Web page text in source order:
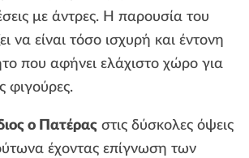
με άντρες. Η παρουσία του
να είναι τόσο ισχυρή και έντονη
που αφήνει ελάχιστο χώρο για
φιγούρες.
ο Πατέρας στις δύσκολες όψεις
έχοντας επίγνωση των